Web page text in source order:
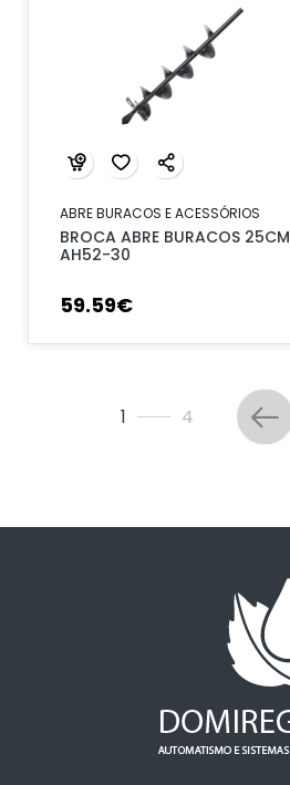
ABRE BURACOS E ACESSÓRIOS
BROCA ABRE BURACOS 25CM
AH52-30
59.59€
1 4